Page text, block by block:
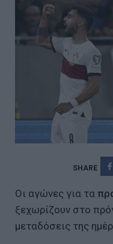
Οι αγώνες για τα
ξεχωρίζουν στο
μεταδόσεις της